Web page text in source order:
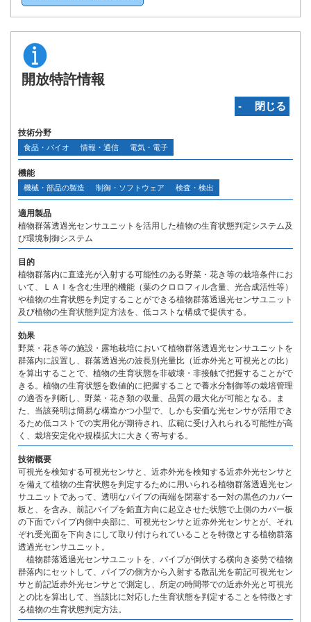
開放特許情報
‐ 閉じる
技術分野
食品・バイオ 情報・通信 電気・電子
機能
機械・部品の製造 制御・ソフトウェア 検査・検出
適用製品
植物群落透過光センサユニットを活用した植物の生育状態判定システム及
び環境制御システム
目的
植物群落内に直達光が入射する可能性のある野菜・花き等の栽培条件にお
いて、ＬＡＩを含む生理的機能（葉のクロロフィル含量、光合成活性等）
や植物の生育状態を判定することができる植物群落透過光センサユニット
及び植物の生育状態判定方法を、低コストな構成で提供する。
効果
野菜・花き等の施設・露地栽培において植物群落透過光センサユニットを
群落内に設置し、群落透過光の波長別光量比（近赤外光と可視光との比）
を算出することで、植物の生育状態を非破壊・非接触で把握することがで
きる。植物の生育状態を数値的に把握することで養水分制御等の栽培管理
の適否を判断し、野菜・花き類の収量、品質の最大化が可能となる。ま
た、当該発明は簡易な構造かつ小型で、しかも安価な光センサが活用でき
るため低コストでの実用化が期待され、広範に受け入れられる可能性が高
く、栽培安定化や規模拡大に大きく寄与する。
技術概要
可視光を検知する可視光センサと、近赤外光を検知する近赤外光センサと
を備えて植物の生育状態を判定するために用いられる植物群落透過光セン
サユニットであって、透明なパイプの両端を閉塞する一対の黒色のカバー
板と、を含み、前記パイプを鉛直方向に起立させた状態で上側のカバー板
の下面でパイプ内側中央部に、可視光センサと近赤外光センサとが、それ
ぞれ受光面を下向きにして取り付けられていることを特徴とする植物群落
透過光センサユニット。
植物群落透過光センサユニットを、パイプが倒伏する横向き姿勢で植物
群落内にセットして、パイプの側方から入射する散乱光を前記可視光セン
サと前記近赤外光センサとで測定し、所定の時間帯での近赤外光と可視光
との比を算出して、当該比に対応した生育状態を判定することを特徴とす
る植物の生育状態判定方法。